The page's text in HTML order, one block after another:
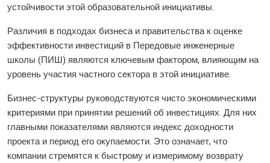
устойчивости этой образовательной инициативы.
Различия в подходах бизнеса и правительства к оценке
эффективности инвестиций в Передовые инженерные
школы (ПИШ) являются ключевым фактором, влияющим на
уровень участия частного сектора в этой инициативе.
Бизнес-структуры руководствуются чисто экономическими
критериями при принятии решений об инвестициях. Для них
главными показателями являются индекс доходности
проекта и период его окупаемости. Это означает, что
компании стремятся к быстрому и измеримому возврату